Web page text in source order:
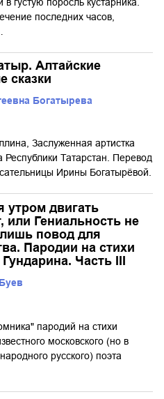
последних часов,
Алтайские
сказки
Богатырева
Заслуженная артистка
Республики Татарстан. Перевод
Ирины Богатырёвой.
утром двигать
или Гениальность не
повод для
Пародии на стихи
Часть III
пародий на стихи
московского (но в
русского) поэта